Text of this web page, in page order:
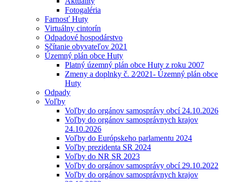
Fotogaléria
Farnosť Huty
Virtuálny cintorín
Odpadové hospodárstvo
Sčítanie obyvateľov 2021
Územný plán obce Huty
Platný územný plán obce Huty z roku 2007
Zmeny a doplnky č. 2⁄2021- Územný plán obce
Huty
Odpady
Voľby
Voľby do orgánov samosprávy obcí 24.10.2026
Voľby do orgánov samosprávnych krajov
24.10.2026
Voľby do Európskeho parlamentu 2024
Voľby prezidenta SR 2024
Voľby do NR SR 2023
Voľby do orgánov samosprávy obcí 29.10.2022
Voľby do orgánov samosprávnych krajov